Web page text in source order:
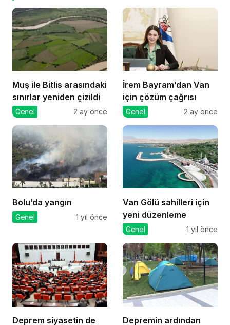
Muş ile Bitlis arasındaki
sınırlar yeniden çizildi
Genel 2 ay önce
İrem Bayram’dan Van
için çözüm çağrısı
Genel 2 ay önce
Bolu’da yangın
Genel 1 yıl önce
Van Gölü sahilleri için
yeni düzenleme
Genel 1 yıl önce
Deprem siyasetin de Depremin ardından